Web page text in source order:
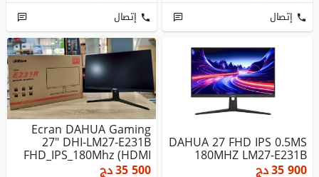
إتصال إتصال
DAHUA 27 FHD IPS 0.5MS
180MHZ LM27-E231B
35 900دج
Ecran DAHUA Gaming
27" DHI-LM27-E231B
FHD_IPS_180Mhz (HDMI
X2_DISPLAY_...
35 500دج